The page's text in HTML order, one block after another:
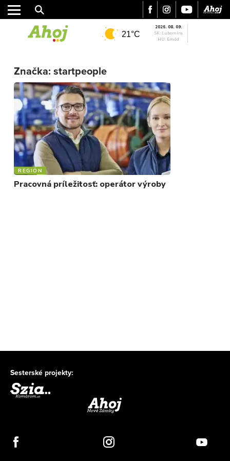
REGIÓN
ŠPORT
KULTÚRA
FOTKY
VIDEO
MIX
21°C
2026. 08. 09.
SK: Ľubomíra
HU: Emőd
Značka: startpeople
REGIÓN
Pracovná príležitosť: operátor výroby
Sesterské projekty: